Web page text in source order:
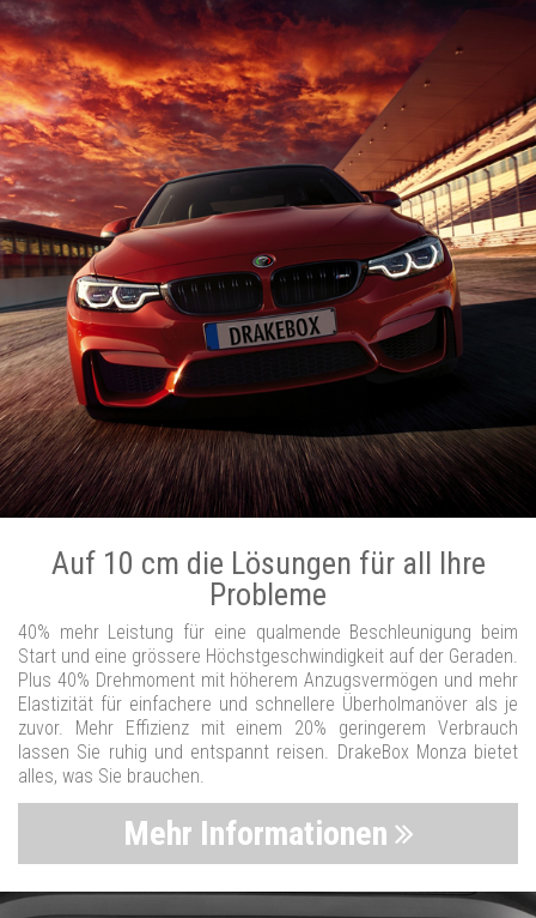
Auf 10 cm die Lösungen für all Ihre
Probleme
40% mehr Leistung für eine qualmende Beschleunigung beim
Start und eine grössere Höchstgeschwindigkeit auf der Geraden.
Plus 40% Drehmoment mit höherem Anzugsvermögen und mehr
Elastizität für einfachere und schnellere Überholmanöver als je
zuvor. Mehr Effizienz mit einem 20% geringerem Verbrauch
lassen Sie ruhig und entspannt reisen. DrakeBox Monza bietet
alles, was Sie brauchen.
Mehr Informationen